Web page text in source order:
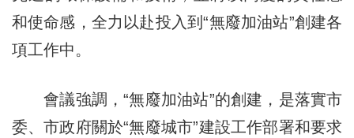
和使命感，全力以赴投入到“無廢加油站”創建各
項工作中。
會議強調，“無廢加油站”的創建，是落實市
委、市政府關於“無廢城市”建設工作部署和要求